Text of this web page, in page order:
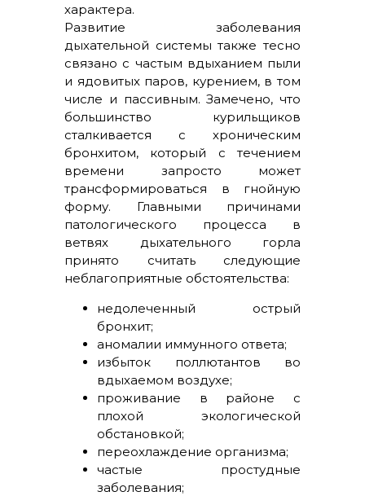
характера.
Развитие заболевания
дыхательной системы также тесно
связано с частым вдыханием пыли
и ядовитых паров, курением, в том
числе и пассивным. Замечено, что
большинство курильщиков
сталкивается с хроническим
бронхитом, который с течением
времени запросто может
трансформироваться в гнойную
форму. Главными причинами
патологического процесса в
ветвях дыхательного горла
принято считать следующие
неблагоприятные обстоятельства:
недолеченный острый
бронхит;
аномалии иммунного ответа;
избыток поллютантов во
вдыхаемом воздухе;
проживание в районе с
плохой экологической
обстановкой;
переохлаждение организма;
частые простудные
заболевания;